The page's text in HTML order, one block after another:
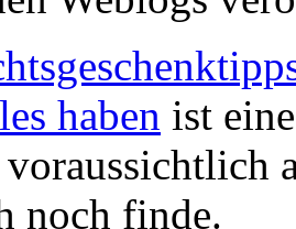
haben ist
noch finde.